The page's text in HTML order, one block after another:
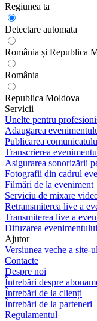
Regiunea ta
Detectare automata
România și Republica
România
Republica Moldova
Servicii
Unelte pentru
Adaugarea
Publicarea
Transcrierea
Asigurarea sonorizării
Fotografii din cadrul
Filmări de la eveniment
Serviciu de mixare
Retransmiterea live a
Transmiterea live a
Difuzarea
Ajutor
Versiunea veche a site-
Contacte
Despre noi
Întrebări despre
Întrebări de la clienți
Întrebări de la parteneri
Regulamentul